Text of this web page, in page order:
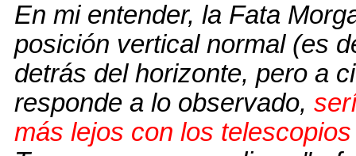
En mi entender, la Fata
posición vertical normal (es
detrás del horizonte, pero a
responde a lo observado,
más lejos con los